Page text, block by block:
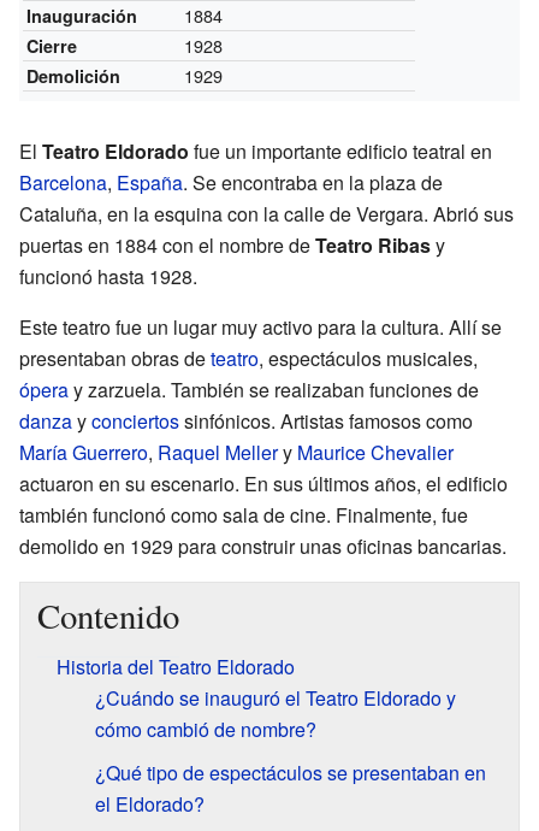
Inauguración
1884
Cierre 1928
Demolición 1929
El Teatro Eldorado fue un importante edificio teatral en
Barcelona, España. Se encontraba en la plaza de
Cataluña, en la esquina con la calle de Vergara. Abrió sus
puertas en 1884 con el nombre deTeatro Ribasy
funcionó hasta 1928.
Este teatro fue un lugar muy activo para la cultura. Allí se
presentaban obras deteatro, espectáculos musicales,
óperay zarzuela. También se realizaban funciones de
danzayconciertossinfónicos. Artistas famosos como
María Guerrero, Raquel Mellery Maurice Chevalier
actuaron en su escenario. En sus últimos años, el edificio
también funcionó como sala de cine. Finalmente, fue
demolido en 1929 para construir unas oficinas bancarias.
Contenido
Historia del Teatro Eldorado
¿Cuándo se inauguró el Teatro Eldorado y
cómo cambió de nombre?
¿Qué tipo de espectáculos se presentaban en
el Eldorado?